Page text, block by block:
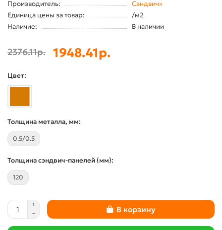
Производитель:
Сэндвич»
Единица цены за товар:
/м2
Наличие:
В наличии
2376.11р. 1948.41р.
Цвет:
Толщина металла, мм:
0.5/0.5
Толщина сэндвич-панелей (мм):
120
В корзину